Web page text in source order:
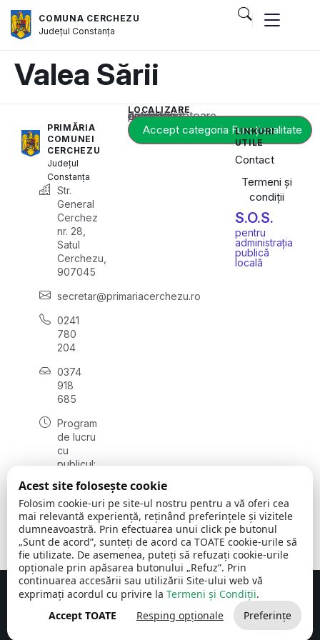
COMUNA CERCHEZU
JudețulConstanța
Valea Sării
PRIMĂRIA
COMUNEI
CERCHEZU
Județul
Constanța
Str.
General
Cerchez
nr. 28,
Satul
Cerchezu,
907045
secretar@primariacerchezu.ro
0241
780
204
0374
918
685
Program
de lucru
cu
publicul:
08:00 -
16:30
, vineri:
08:00 -
14:00
LOCALIZARE
Acest conținut este blocat până când acceptați categoria corespunzătoare de cookie-uri.
Accept categoria Funcționalitate
LINKURI
UTILE
Contact
Termeni și
condiții
S.O.S.
pentru
administrația
publică
locală
Comuna Cerchezu © 2026Toate drepturile rezervate
Concept realizat de Big Media Relații Publice SRL
Acest site folosește cookie
Folosim cookie-uri pe site-ul nostru pentru a vă oferi cea
mai relevantă experiență, reținând preferințele și vizitele
dumneavoastră. Prin efectuarea unui click pe butonul
„Sunt de acord”, sunteți de acord ca TOATE cookie-urile să
fie utilizate. De asemenea, puteți să refuzați cookie-urile
opționale prin apăsarea butonului „Refuz”. Prin
continuarea accesării sau utilizării Site-ului web vă
exprimați acordul cu privire la Termeni și Condiții.
Accept TOATE
Resping opționale Preferințe